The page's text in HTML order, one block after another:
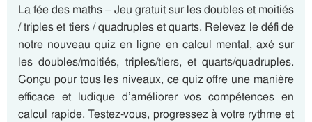
La fée des maths – Jeu gratuit sur les doubles et moitiés
/ triples et tiers / quadruples et quarts. Relevez le défi de
notre nouveau quiz en ligne en calcul mental, axé sur
les doubles/moitiés, triples/tiers, et quarts/quadruples.
Conçu pour tous les niveaux, ce quiz offre une manière
efficace et ludique d’améliorer vos compétences en
calcul rapide. Testez-vous, progressez à votre rythme et